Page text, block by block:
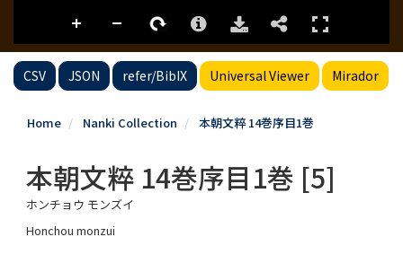
CSV JSON refer/BibIX Universal Viewer Mirador
Home Nanki Collection 本朝文粹 14巻序目1巻
本朝文粹 14巻序目1巻 [5]
ホンチョウ モンズイ
Honchou monzui